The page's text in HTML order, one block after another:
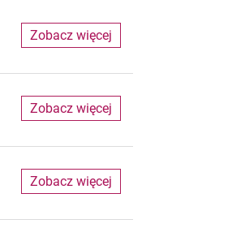
Zobacz więcej
Zobacz więcej
Zobacz więcej